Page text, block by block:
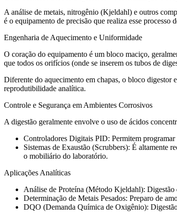
A análise de metais, nitrogênio (Kjeldahl) e outros
é o equipamento de precisão que realiza esse
Engenharia de Aquecimento e Uniformidade
O coração do equipamento é um bloco maciço,
que todos os orifícios (onde se inserem os tubos de
Diferente do aquecimento em chapas, o bloco digestor
reprodutibilidade analítica.
Controle e Segurança em Ambientes Corrosivos
A digestão geralmente envolve o uso de ácidos
Controladores Digitais PID: Permitem programar
Sistemas de Exaustão (Scrubbers): É altamente
o mobiliário do laboratório.
Aplicações Analíticas
Análise de Proteína (Método Kjeldahl): Digestão
Determinação de Metais Pesados: Preparo de
DQO (Demanda Química de Oxigênio):